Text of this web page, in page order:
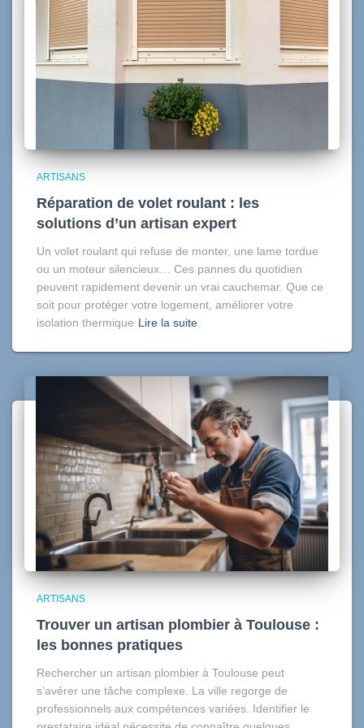
ARTISANS
Réparation de volet roulant : les
solutions d’un artisan expert
Un volet roulant qui refuse de monter, une lame tordue
ou un moteur silencieux… Ces pannes du quotidien
peuvent rapidement devenir un vrai cauchemar. Que ce
soit pour protéger votre logement, améliorer votre
isolation thermique Lire la suite
ARTISANS
Trouver un artisan plombier à Toulouse :
les bonnes pratiques
Rechercher un artisan plombier à Toulouse peut
s’avérer une tâche complexe. La ville regorge de
professionnels aux compétences variées. Identifier le